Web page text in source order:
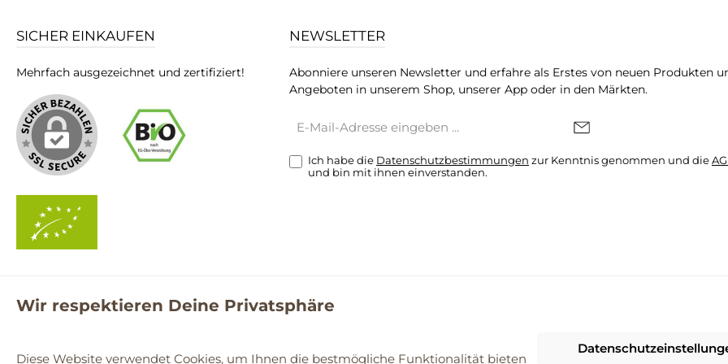
SICHER EINKAUFEN
Mehrfach ausgezeichnet und zertifiziert!
NEWSLETTER
Abonniere unseren Newsletter und erfahre als Erstes von neuen Produkten
Angeboten in unserem Shop, unserer App oder in den Märkten.
Mail-
Ich habe die Datenschutzbestimmungen zur Kenntnis genommen und die
und bin mit ihnen einverstanden.
© 2026 ProBiomarkt WebShop - Alle Rechte vorbehalten. Theme by
Wir respektieren Deine Privatsphäre
Diese Website verwendet Cookies, um Ihnen die bestmögliche Funktionalität bieten